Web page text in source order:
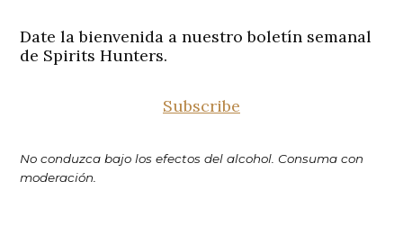
Date la bienvenida a nuestro boletín semanal
de Spirits Hunters.
Subscribe
No conduzca bajo los efectos del alcohol. Consuma con
moderación.